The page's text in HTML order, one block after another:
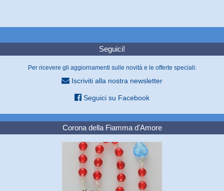
Seguici!
Per ricevere gli aggiornamenti sulle novità e le offerte speciali:
Iscriviti alla nostra newsletter
Seguici su Facebook
Corona della Fiamma d'Amore